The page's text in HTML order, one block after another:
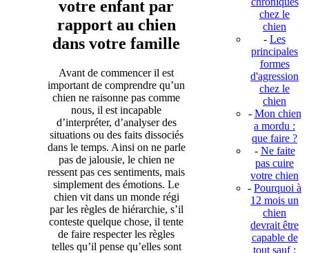
votre enfant par
rapport au chien
dans votre famille
Avant de commencer il est
important de comprendre qu’un
chien ne raisonne pas comme
nous, il est incapable
d’interpréter, d’analyser des
situations ou des faits dissociés
dans le temps. Ainsi on ne parle
pas de jalousie, le chien ne
ressent pas ces sentiments, mais
simplement des émotions. Le
chien vit dans un monde régi
par les règles de hiérarchie, s’il
conteste quelque chose, il tente
de faire respecter les règles
telles qu’il pense qu’elles sont
chez le
chien
- Les
principales
formes
d'agression
chez le
chien
- Mon chien
a mordu :
que faire ?
- Ne faite
pas cuire
votre chien
- Pourquoi à
12 mois un
chien
devrait être
capable de
tout sauf :